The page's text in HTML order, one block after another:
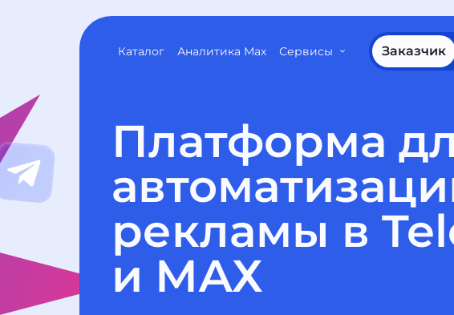
Каталог Аналитика Max Сервисы Заказчик
Платформа
рекламы в
и МАХ